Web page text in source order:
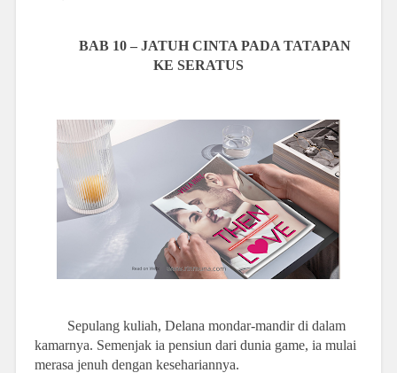
BAB 10 – JATUH CINTA PADA TATAPAN
KE SERATUS
Sepulang kuliah, Delana mondar-mandir di dalam
kamarnya. Semenjak ia pensiun dari dunia game, ia mulai
merasa jenuh dengan kesehariannya.